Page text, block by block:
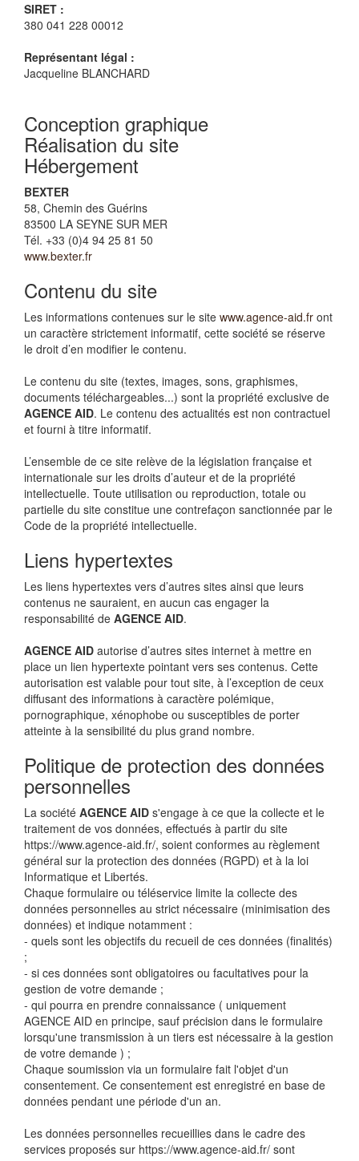
SIRET :
380 041 228 00012
Représentant légal :
Jacqueline BLANCHARD
Conception graphique
Réalisation du site
Hébergement
BEXTER
58, Chemin des Guérins
83500 LA SEYNE SUR MER
Tél. +33 (0)4 94 25 81 50
www.bexter.fr
Contenu du site
Les informations contenues sur le site www.agence-aid.fr ont
un caractère strictement informatif, cette société se réserve
le droit d’en modifier le contenu.
Le contenu du site (textes, images, sons, graphismes,
documents téléchargeables...) sont la propriété exclusive de
AGENCE AID. Le contenu des actualités est non contractuel
et fourni à titre informatif.
L’ensemble de ce site relève de la législation française et
internationale sur les droits d’auteur et de la propriété
intellectuelle. Toute utilisation ou reproduction, totale ou
partielle du site constitue une contrefaçon sanctionnée par le
Code de la propriété intellectuelle.
Liens hypertextes
Les liens hypertextes vers d’autres sites ainsi que leurs
contenus ne sauraient, en aucun cas engager la
responsabilité de AGENCE AID.
AGENCE AID autorise d’autres sites internet à mettre en
place un lien hypertexte pointant vers ses contenus. Cette
autorisation est valable pour tout site, à l’exception de ceux
diffusant des informations à caractère polémique,
pornographique, xénophobe ou susceptibles de porter
atteinte à la sensibilité du plus grand nombre.
Politique de protection des données
personnelles
La société AGENCE AID s'engage à ce que la collecte et le
traitement de vos données, effectués à partir du site
https://www.agence-aid.fr/, soient conformes au règlement
général sur la protection des données (RGPD) et à la loi
Informatique et Libertés.
Chaque formulaire ou téléservice limite la collecte des
données personnelles au strict nécessaire (minimisation des
données) et indique notamment :
- quels sont les objectifs du recueil de ces données (finalités)
;
- si ces données sont obligatoires ou facultatives pour la
gestion de votre demande ;
- qui pourra en prendre connaissance ( uniquement
AGENCE AID en principe, sauf précision dans le formulaire
lorsqu'une transmission à un tiers est nécessaire à la gestion
de votre demande ) ;
Chaque soumission via un formulaire fait l'objet d'un
consentement. Ce consentement est enregistré en base de
données pendant une période d'un an.
Les données personnelles recueillies dans le cadre des
services proposés sur https://www.agence-aid.fr/ sont